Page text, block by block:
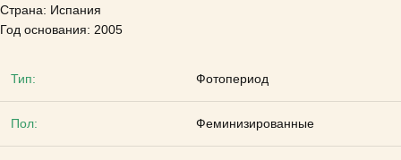
Страна: Испания
Год основания: 2005
Тип: Фотопериод
Пол: Феминизированные